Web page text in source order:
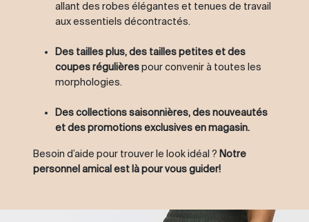
allant des robes élégantes et tenues de travail
aux essentiels décontractés.
Des tailles plus, des tailles petites et des
coupes régulièrespour convenir à toutes les
morphologies.
Des collections saisonnières, des nouveautés
et des promotions exclusives en magasin.
Besoin d’aide pour trouver le look idéal ? Notre
personnel amical est là pour vous guider!